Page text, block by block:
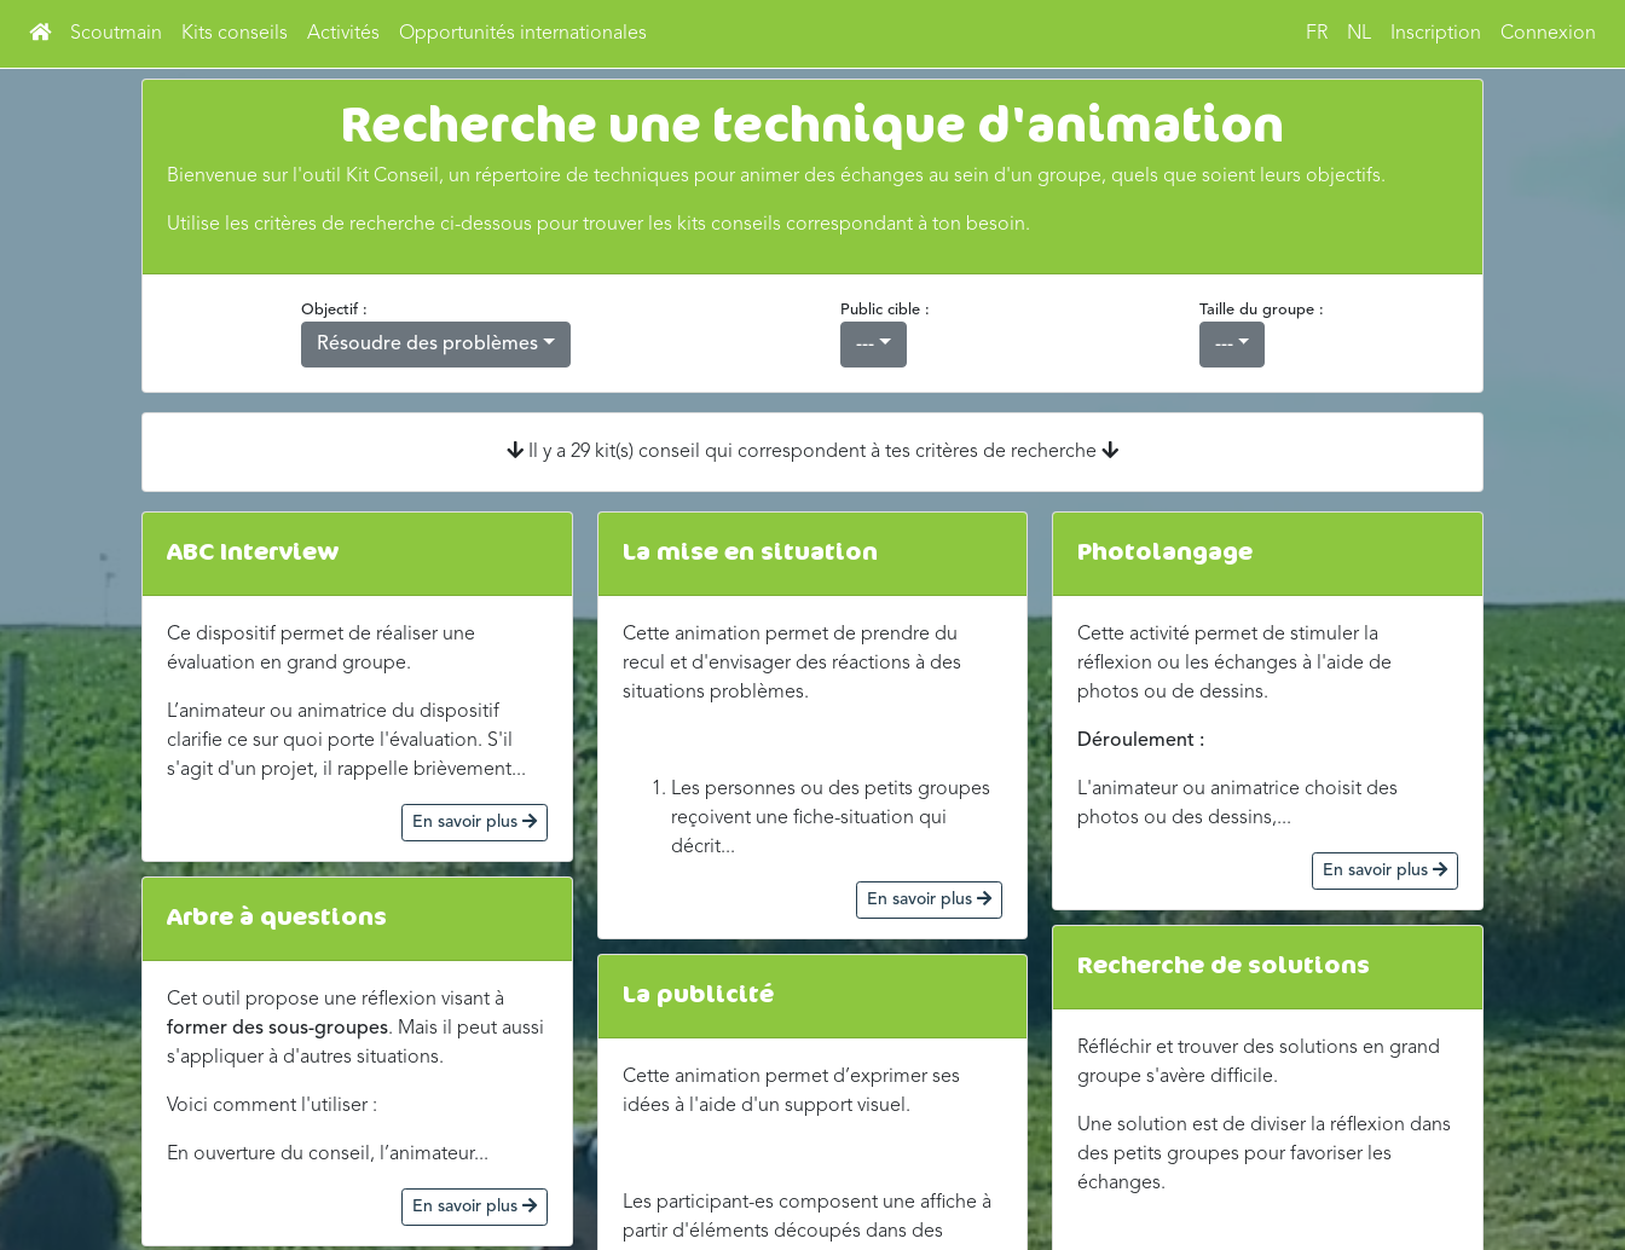
Scoutmain Kits conseils Activités Opportunités internationales FR NL Inscription Connexion
Recherche une technique d'animation
Bienvenue sur l'outil Kit Conseil, un répertoire de techniques pour animer des échanges au sein d'un groupe, quels que soient leurs objectifs.
Utilise les critères de recherche ci-dessous pour trouver les kits conseils correspondant à ton besoin.
Objectif :
Résoudre des problèmes
Public cible :
---
Taille du groupe :
---
Il y a 29 kit(s) conseil qui correspondent à tes critères de recherche
ABC Interview
Ce dispositif permet de réaliser une
évaluation en grand groupe.
L’animateur ou animatrice du dispositif
clarifie ce sur quoi porte l'évaluation. S'il
s'agit d'un projet, il rappelle brièvement...
En savoir plus
Arbre à questions
Cet outil propose une réflexion visant à
former des sous-groupes. Mais il peut aussi
s'appliquer à d'autres situations.
Voici comment l'utiliser :
En ouverture du conseil, l’animateur...
En savoir plus
La mise en situation
Cette animation permet de prendre du
recul et d'envisager des réactions à des
situations problèmes.
Les personnes ou des petits groupes
reçoivent une fiche-situation qui
décrit...
En savoir plus
La publicité
Cette animation permet d’exprimer ses
idées à l'aide d'un support visuel.
Les participant-es composent une affiche à
partir d'éléments découpés dans des
Photolangage
Cette activité permet de stimuler la
réflexion ou les échanges à l'aide de
photos ou de dessins.
Déroulement :
L'animateur ou animatrice choisit des
photos ou des dessins,...
En savoir plus
Recherche de solutions
Réfléchir et trouver des solutions en grand
groupe s'avère difficile.
Une solution est de diviser la réflexion dans
des petits groupes pour favoriser les
échanges.